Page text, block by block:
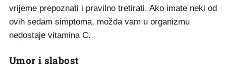
vrijeme prepoznati i pravilno tretirati. Ako imate neki od
ovih sedam simptoma, možda vam u organizmu
nedostaje vitamina C.
Umor i slabost